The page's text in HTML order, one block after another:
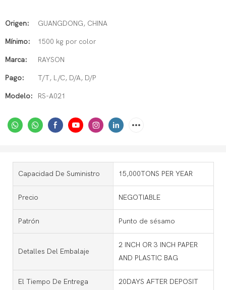
Origen: GUANGDONG, CHINA
Mínimo: 1500 kg por color
Marca: RAYSON
Pago: T/T, L/C, D/A, D/P
Modelo: RS-A021
Capacidad De Suministro 15,000TONS PER YEAR
Precio NEGOTIABLE
Patrón Punto de sésamo
Detalles Del Embalaje
2 INCH OR 3 INCH PAPER
AND PLASTIC BAG
El Tiempo De Entrega 20DAYS AFTER DEPOSIT